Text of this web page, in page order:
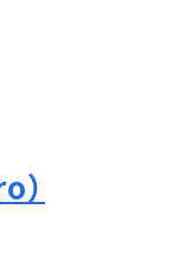
）